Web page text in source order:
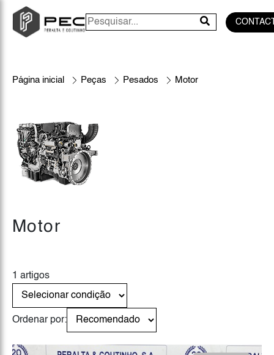
Página inicial Peças Pesados Motor
Motor
1 artigos
Ordenar por: